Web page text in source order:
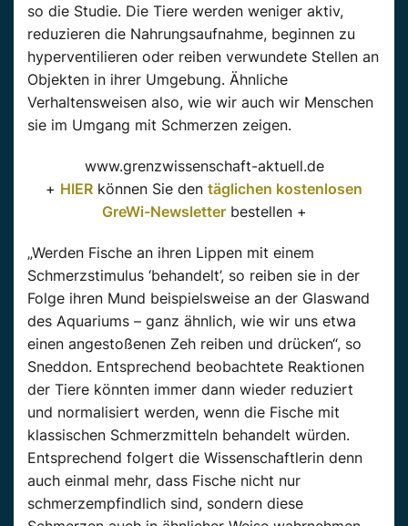
so die Studie. Die Tiere werden weniger aktiv,
reduzieren die Nahrungsaufnahme, beginnen zu
hyperventilieren oder reiben verwundete Stellen an
Objekten in ihrer Umgebung. Ähnliche
Verhaltensweisen also, wie wir auch wir Menschen
sie im Umgang mit Schmerzen zeigen.
www.grenzwissenschaft-aktuell.de
+ HIER können Sie den täglichen kostenlosen
GreWi-Newsletterbestellen +
„Werden Fische an ihren Lippen mit einem
Schmerzstimulus ‘behandelt’, so reiben sie in der
Folge ihren Mund beispielsweise an der Glaswand
des Aquariums – ganz ähnlich, wie wir uns etwa
einen angestoßenen Zeh reiben und drücken“, so
Sneddon. Entsprechend beobachtete Reaktionen
der Tiere könnten immer dann wieder reduziert
und normalisiert werden, wenn die Fische mit
klassischen Schmerzmitteln behandelt würden.
Entsprechend folgert die Wissenschaftlerin denn
auch einmal mehr, dass Fische nicht nur
schmerzempfindlich sind, sondern diese